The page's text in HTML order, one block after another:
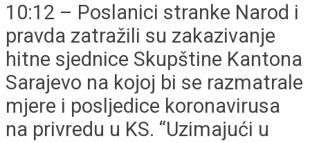
10:12 – Poslanici stranke Narod i
pravda zatražili su zakazivanje
hitne sjednice Skupštine Kantona
Sarajevo na kojoj bi se razmatrale
mjere i posljedice koronavirusa
na privredu u KS. “Uzimajući u